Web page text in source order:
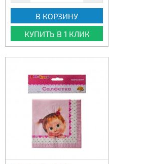
В КОРЗИНУ
КУПИТЬ В 1 КЛИК